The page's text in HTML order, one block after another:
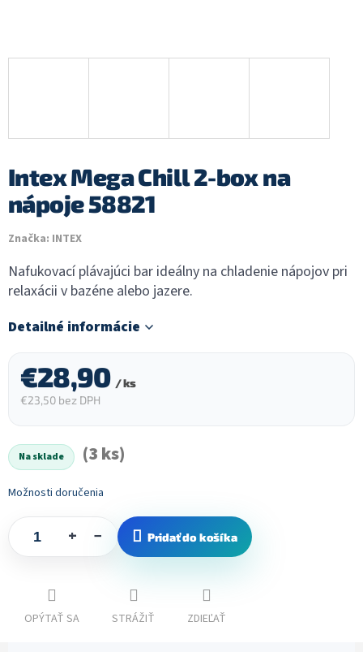
Intex Mega Chill 2-box na
nápoje 58821
Značka: INTEX
Nafukovací plávajúci bar ideálny na chladenie nápojov pri
relaxácii v bazéne alebo jazere.
Detailné informácie
€28,90 / ks
€23,50 bez DPH
Na sklade
(3 ks)
Možnosti doručenia
+ − Pridať do košíka
OPÝTAŤ SA STRÁŽIŤ ZDIEĽAŤ